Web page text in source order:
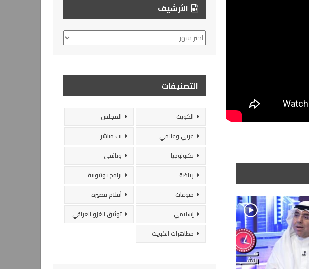
الأرشيف
الأرشيف
التصنيفات
الكويت
المجلس
عربي وعالمي
بث مباشر
تكنولوجيا
وثائقي
رياضة
برامج يوتيوبية
منوعات
أفلام قصيرة
إسلامي
توثيق الغزو العراقي
مظاهرات الكويت